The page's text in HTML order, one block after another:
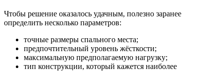
Чтобы решение оказалось удачным, полезно заранее
определить несколько параметров:
точные размеры спального места;
предпочтительный уровень жёсткости;
максимальную предполагаемую нагрузку;
тип конструкции, который кажется наиболее